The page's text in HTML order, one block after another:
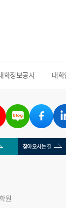
학정보공시 대
찾아오시는 길
원